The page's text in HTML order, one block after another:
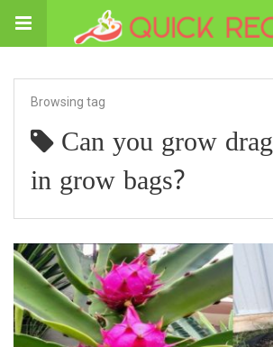
Browsing tag
Can you grow
in grow bags?